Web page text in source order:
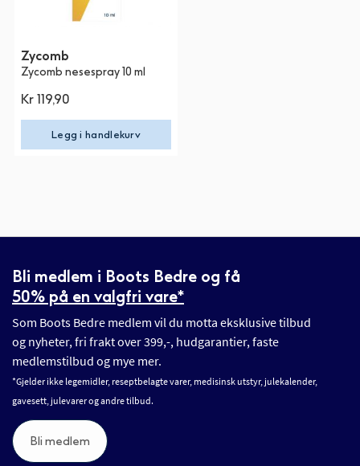
Zycomb
Zycomb nesespray 10 ml
Kr 119,90
Legg i handlekurv
Bli medlem i Boots Bedre og få
50% på en valgfri vare*
Som Boots Bedre medlem vil du motta eksklusive tilbud
og nyheter, fri frakt over 399,-, hudgarantier, faste
medlemstilbud og mye mer.
*Gjelder ikke legemidler, reseptbelagte varer, medisinsk utstyr, julekalender,
gavesett, julevarer og andre tilbud.
Bli medlem